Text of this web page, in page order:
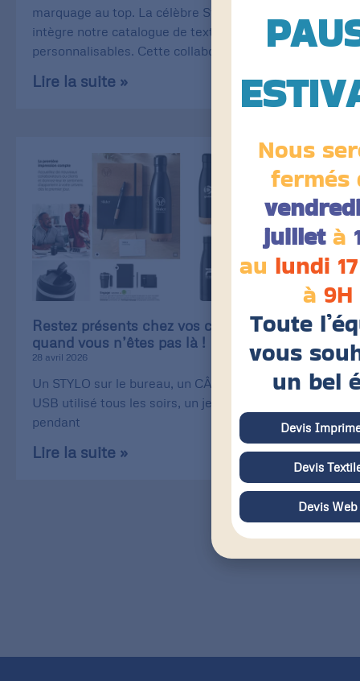
marquage au top. La célèbre Stanley/Stella
intègre notre catalogue de textiles
personnalisables. Cette collaboration
Lire la suite »
Restez présents chez vos clients, même
quand vous n’êtes pas là !
28 avril 2026
Un STYLO sur le bureau, un CÂBLE de recharge
USB utilisé tous les soirs, un jeu de CARTE utilisé
pendant
Lire la suite »
Nous
fermés
juilletà
au lundi
à 9H
Toute
vous
un bel
Devis
Devis
Devis Web